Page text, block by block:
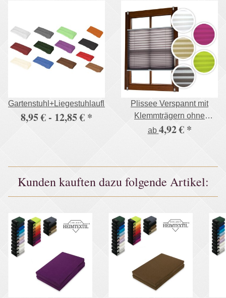
Gartenstuhl+Liegestuhlauflage,500g/m²
8,95 € - 12,85 € *
Plissee Verspannt mit
Klemmträgern ohne
Bohren Faltrollo
ab 4,92 € *
Kunden kauften dazu folgende Artikel: